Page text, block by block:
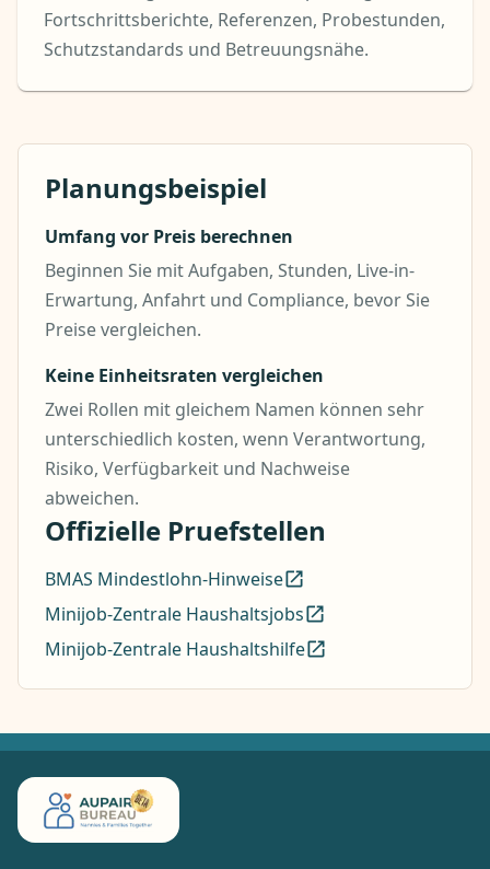
Fortschrittsberichte, Referenzen, Probestunden,
Schutzstandards und Betreuungsnähe.
Planungsbeispiel
Umfang vor Preis berechnen
Beginnen Sie mit Aufgaben, Stunden, Live-in-
Erwartung, Anfahrt und Compliance, bevor Sie
Preise vergleichen.
Keine Einheitsraten vergleichen
Zwei Rollen mit gleichem Namen können sehr
unterschiedlich kosten, wenn Verantwortung,
Risiko, Verfügbarkeit und Nachweise
abweichen.
Offizielle Pruefstellen
BMAS Mindestlohn-Hinweise
Minijob-Zentrale Haushaltsjobs
Minijob-Zentrale Haushaltshilfe